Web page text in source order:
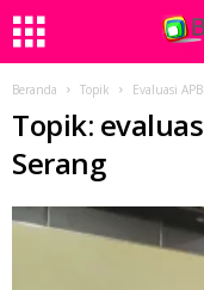
Beranda Topik Evaluasi
Topik:
Serang